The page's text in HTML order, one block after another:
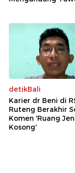
detikBali
Karier dr Beni di
Ruteng Berakhir
Komen 'Ruang
Kosong'